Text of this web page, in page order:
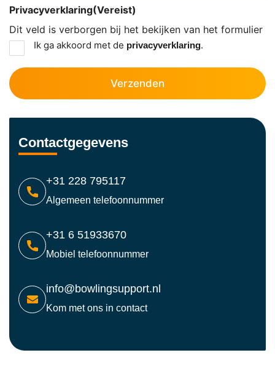
Dit veld is verborgen bij het bekijken van het formulier
Privacyverklaring(Vereist)
Ik ga akkoord met de privacyverklaring.
Contactgegevens
+31 228 795117
Algemeen telefoonnummer
+31 6 51933670
Mobiel telefoonnummer
info@bowlingsupport.nl
Kom met ons in contact